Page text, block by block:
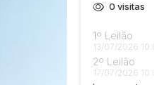
0 visitas
1º Leilão
13/07/2026
2º Leilão
17/07/2026